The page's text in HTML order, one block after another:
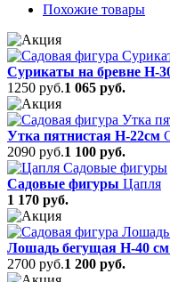
Похожие товары
Сурикаты на бревне Н-
1250 руб.1 065 руб.
Утка пятнистая Н-22см
2090 руб.1 100 руб.
Садовые фигуры Цапля
1 170 руб.
Лошадь бегущая Н-40 см
2700 руб.1 200 руб.